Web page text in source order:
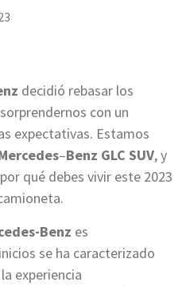
decidió rebasar los
con un
expectativas. Estamos
–Benz GLC SUV, y
qué debes vivir este 2023
Benz es
se ha caracterizado
experiencia